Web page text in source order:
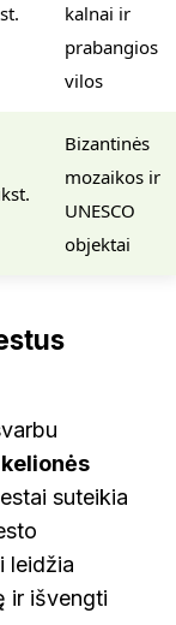
kalnai ir
prabangios
vilos
Bizantinės
mozaikos ir
UNESCO
objektai
kelionės
suteikia
leidžia
ir išvengti